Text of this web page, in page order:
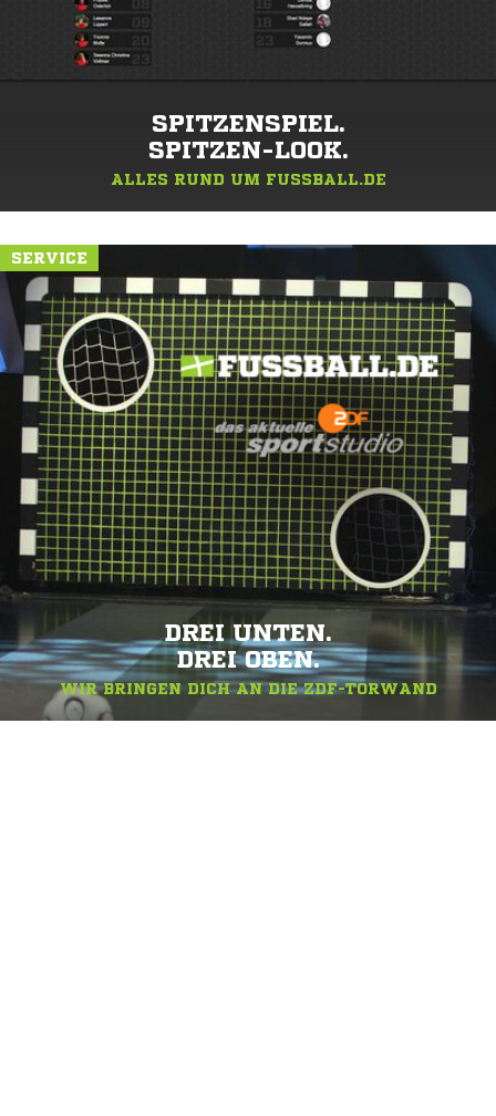
SPITZENSPIEL.
SPITZEN-LOOK.
ALLES RUND UM FUSSBALL.DE
SERVICE
DREI UNTEN.
DREI OBEN.
WIR BRINGEN DICH AN DIE ZDF-TORWAND